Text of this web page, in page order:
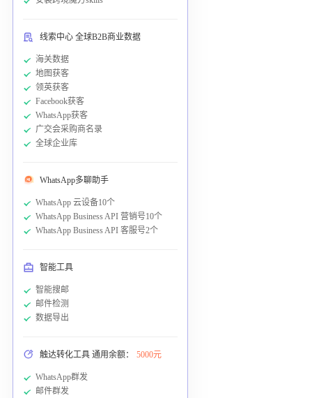
线索中心 全球B2B商业数据
海关数据
地图获客
领英获客
Facebook获客
WhatsApp获客
广交会采购商名录
全球企业库
WhatsApp多聊助手
WhatsApp 云设备10个
WhatsApp Business API 营销号10个
WhatsApp Business API 客服号2个
智能工具
智能搜邮
邮件检测
数据导出
触达转化工具 通用余额： 5000元
WhatsApp群发
邮件群发